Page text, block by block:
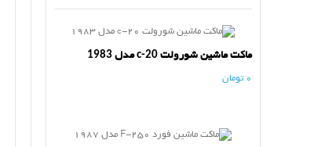
ماکت ماشین شورولت c-20 مدل 1983
0 تومان